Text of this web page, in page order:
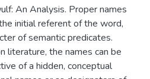
An Analysis. Proper names
initial referent of the word,
of semantic predicates.
literature, the names can be
of a hidden, conceptual